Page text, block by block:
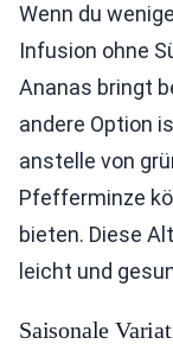
Wenn du
Infusion ohne
Ananas bringt
andere Option
anstelle von
Pfefferminze
bieten. Diese
leicht und
Saisonale